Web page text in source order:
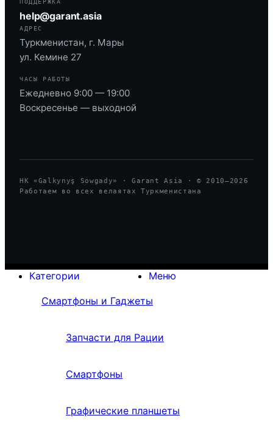
ПОДДЕРЖКА
help@garant.asia
АДРЕС
Туркменистан, г. Мары
ул. Кемине 27
ЧАСЫ РАБОТЫ
Ежедневно 9:00 — 19:00
Воскресенье — выходной
HK «Galkynyş Sowgady» · Garant Asia · © 2010—2026
Работаем во всех велаятах Туркменистана
Меню
Категории
Смартфоны и Гаджеты
Запчасти для Рации
Смартфоны
Графические планшеты